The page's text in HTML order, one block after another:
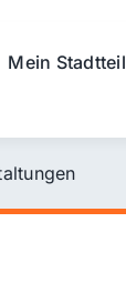
Mein Stadtteil